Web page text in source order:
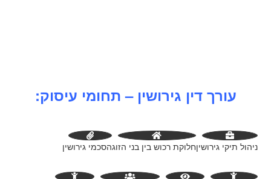
עורך דין גירושין – תחומי עיסוק:
ניהול תיקי גירושיןחלוקת רכוש בין בני הזוגהסכמי גירושין